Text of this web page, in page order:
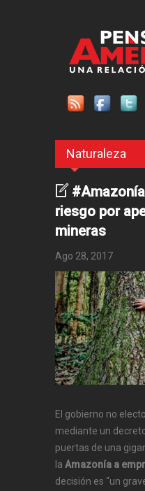
Naturaleza
riesgo por
mineras
Ago 28, 2017
El gobierno no
mediante un
puertas de una
la Amazonía a
decisión es “un